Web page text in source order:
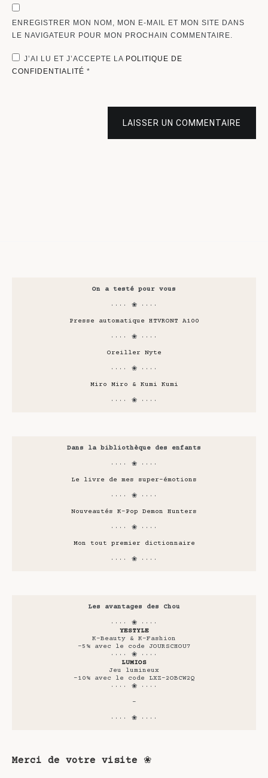
ENREGISTRER MON NOM, MON E-MAIL ET MON SITE DANS
LE NAVIGATEUR POUR MON PROCHAIN COMMENTAIRE.
J’AI LU ET J’ACCEPTE LA POLITIQUE DE
CONFIDENTIALITÉ *
LAISSER UN COMMENTAIRE
On a testé pour vous
···· ❀ ····
Presse automatique HTVRONT A100
···· ❀ ····
Oreiller Nyte
···· ❀ ····
Miro Miro & Kumi Kumi
···· ❀ ····
Dans la bibliothèque des enfants
···· ❀ ····
Le livre de mes super-émotions
···· ❀ ····
Nouveautés K-Pop Demon Hunters
···· ❀ ····
Mon tout premier dictionnaire
···· ❀ ····
Les avantages des Chou
···· ❀ ····
YESTYLE
K-Beauty & K-Fashion
-5% avec le code JOURSCHOU7
···· ❀ ····
LUMIOS
Jeu lumineux
-10% avec le code LXZ-2OBCW2Q
···· ❀ ····
-
···· ❀ ····
Merci de votre visite ❀